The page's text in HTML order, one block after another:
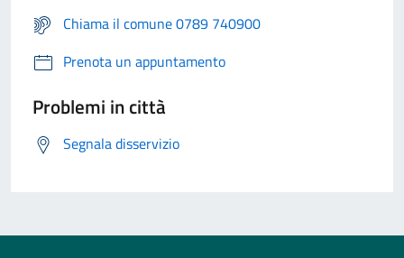
Chiama il comune 0789 740900
Prenota un appuntamento
Problemi in città
Segnala disservizio